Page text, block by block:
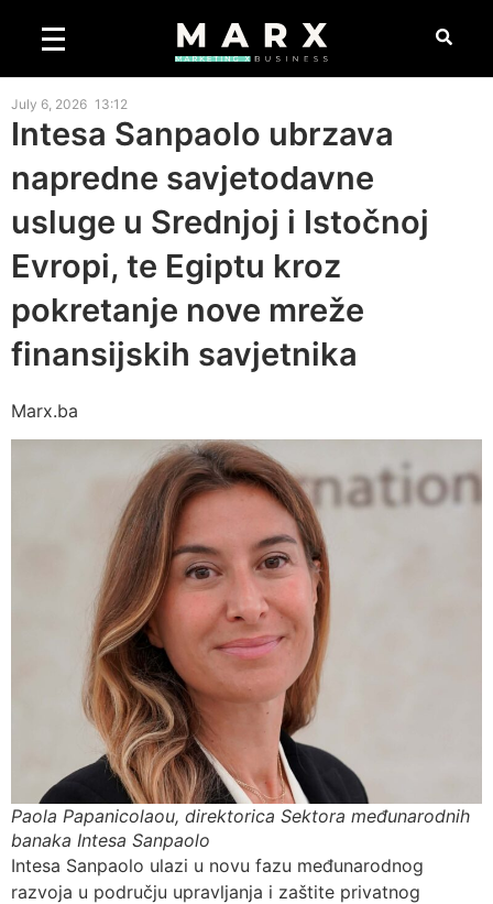
July 6, 2026 13:12
Intesa Sanpaolo ubrzava
napredne savjetodavne
usluge u Srednjoj i Istočnoj
Evropi, te Egiptu kroz
pokretanje nove mreže
finansijskih savjetnika
Marx.ba
Paola Papanicolaou, direktorica Sektora međunarodnih
banaka Intesa Sanpaolo
Intesa Sanpaolo ulazi u novu fazu međunarodnog
razvoja u području upravljanja i zaštite privatnog